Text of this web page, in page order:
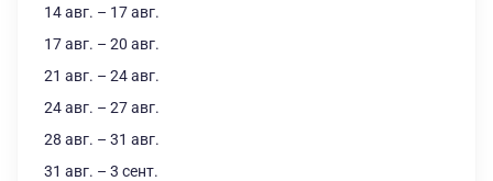
14 авг. – 17 авг.
17 авг. – 20 авг.
21 авг. – 24 авг.
24 авг. – 27 авг.
28 авг. – 31 авг.
31 авг. – 3 сент.